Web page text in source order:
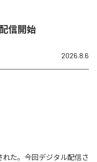
信開始
2026.8.6
れた。今回デジタル配信さ